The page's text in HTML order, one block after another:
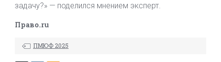
задачу?» — поделился мнением эксперт.
Право.ru
ПМЮФ 2025